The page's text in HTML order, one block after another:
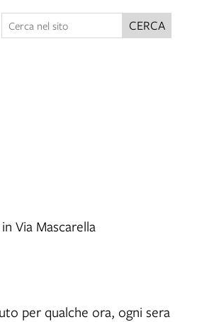
CERCA
Via Mascarella
per qualche ora, ogni sera